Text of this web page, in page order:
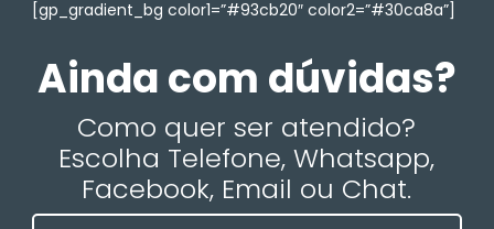
[gp_gradient_bg color1=”#93cb20″ color2=”#30ca8a”]
Ainda com dúvidas?
Como quer ser atendido?
Escolha Telefone, Whatsapp,
Facebook, Email ou Chat.